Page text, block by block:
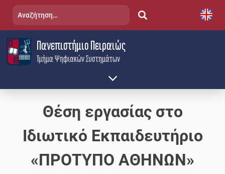
content
Τμήμα Ψηφιακών Συστημάτων
Πανεπιστήμιο Πειραιώς
Αναζήτηση
Θέση εργασίας στο
Ιδιωτικό Εκπαιδευτήριο
«ΠΡΟΤΥΠΟ ΑΘΗΝΩΝ»